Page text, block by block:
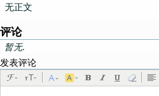
无正文
评论
暂无.
发表评论